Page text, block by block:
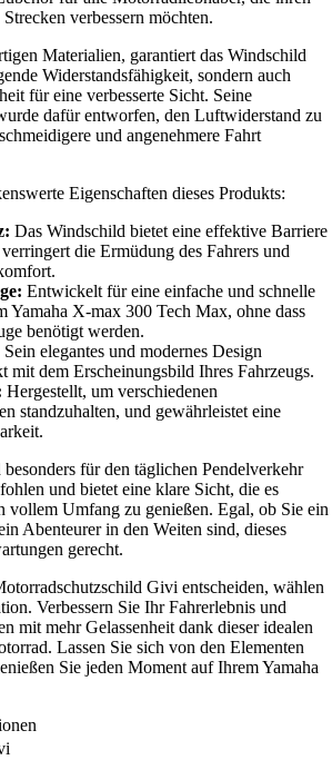
verbessern möchten.
Materialien, garantiert das Windschild
Widerstandsfähigkeit, sondern auch
für eine verbesserte Sicht. Seine
dafür entworfen, den Luftwiderstand zu
und angenehmere Fahrt
Eigenschaften dieses Produkts:
Das Windschild bietet eine effektive Barriere
die Ermüdung des Fahrers und
Entwickelt für eine einfache und schnelle
Yamaha X-max 300 Tech Max, ohne dass
benötigt werden.
Sein elegantes und modernes Design
mit dem Erscheinungsbild Ihres Fahrzeugs.
Hergestellt, um verschiedenen
standzuhalten, und gewährleistet eine
für den täglichen Pendelverkehr
und bietet eine klare Sicht, die es
vollem Umfang zu genießen. Egal, ob Sie ein
Abenteurer in den Weiten sind, dieses
gerecht.
Givi entscheiden, wählen
Verbessern Sie Ihr Fahrerlebnis und
mit mehr Gelassenheit dank dieser idealen
Lassen Sie sich von den Elementen
Sie jeden Moment auf Ihrem Yamaha